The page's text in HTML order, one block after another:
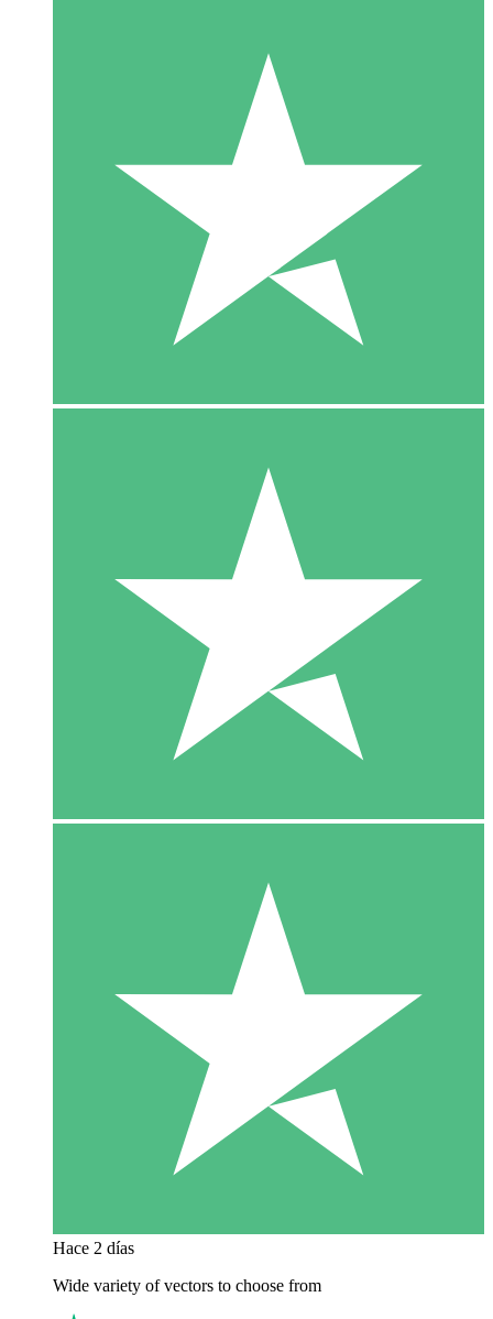
Hace 2 días
Wide variety of vectors to choose from